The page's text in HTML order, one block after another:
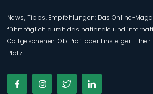
News, Tipps, Empfehlungen: Das Online-
führt täglich durch das nationale und
Golfgeschehen. Ob Profi oder Einsteiger –
Platz.